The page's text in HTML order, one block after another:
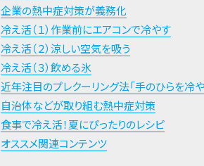
企業の熱中症対策が義務化
冷え活（１）作業前にエアコンで冷やす
冷え活（２）涼しい空気を吸う
冷え活（３）飲める氷
近年注目のプレクーリング法「手のひらを冷や
自治体などが取り組む熱中症対策
食事で冷え活！夏にぴったりのレシピ
オススメ関連コンテンツ